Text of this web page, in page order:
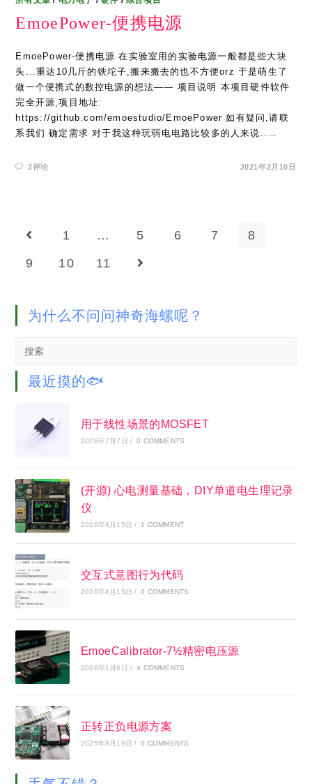
EmoePower-便携电源
EmoePower-便携电源 在实验室用的实验电源一般都是些大块
头...重达10几斤的铁坨子,搬来搬去的也不方便orz 于是萌生了
做一个便携式的数控电源的想法—— 项目说明 本项目硬件软件
完全开源,项目地址:
https://github.com/emoestudio/EmoePower 如有疑问,请联
系我们 确定需求 对于我这种玩弱电电路比较多的人来说..…
2评论 2021年2月10日
Go to the previous page
1 … 5 6 7
8
9
10 11 Go to the next page
为什么不问问神奇海螺呢？
Search
website
最近摸的🐟
用于线性场景的MOSFET
2026年7月7日 / 0 COMMENTS
(开源) 心电测量基础，DIY单道电生理记录
仪
2026年4月15日 / 1 COMMENT
交互式意图行为代码
2026年4月13日 / 0 COMMENTS
EmoeCalibrator-7½精密电压源
2026年1月6日 / 4 COMMENTS
正转正负电源方案
2025年9月19日 / 0 COMMENTS